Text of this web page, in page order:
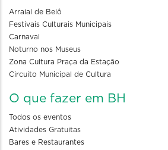
Arraial de Belô
Festivais Culturais Municipais
Carnaval
Noturno nos Museus
Zona Cultura Praça da Estação
Circuito Municipal de Cultura
O que fazer em BH
Todos os eventos
Atividades Gratuitas
Bares e Restaurantes